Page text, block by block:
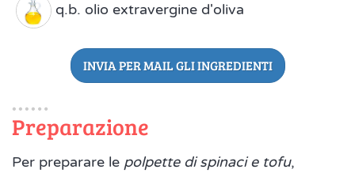
q.b. olio extravergine d'oliva
INVIA PER MAIL GLI INGREDIENTI
Preparazione
Per preparare le polpette di spinaci e tofu,